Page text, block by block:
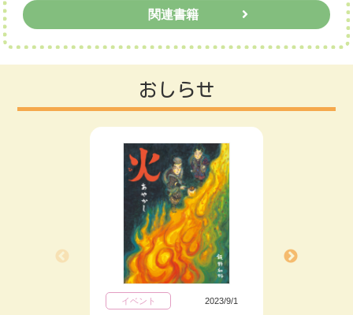
関連書籍
おしらせ
イベント 2023/9/1